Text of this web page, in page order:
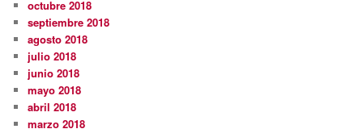
octubre 2018
septiembre 2018
agosto 2018
julio 2018
junio 2018
mayo 2018
abril 2018
marzo 2018